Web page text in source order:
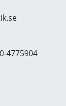
4775904